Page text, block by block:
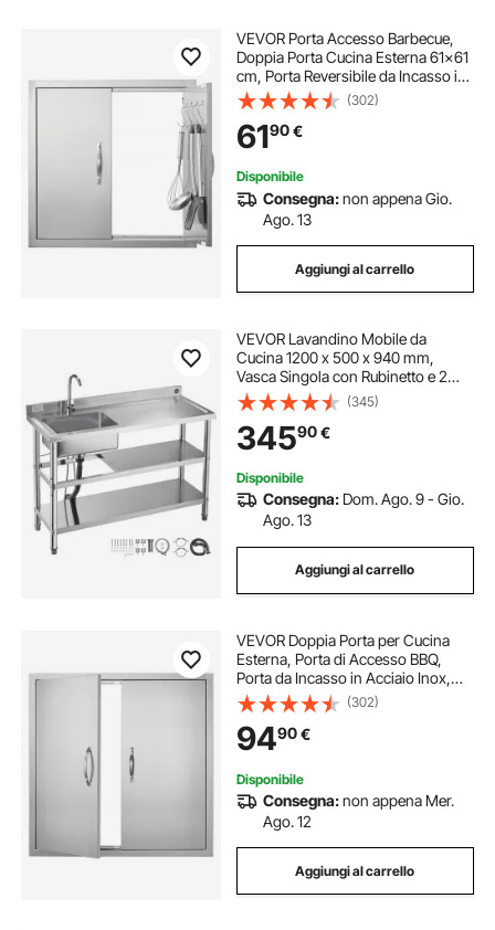
VEVOR Porta Accesso Barbecue,
Doppia Porta Cucina Esterna 61x61
cm, Porta Reversibile da Incasso in
Acciaio Inox, Doppia Parete con
Maniglie e Ganci, per Isola
Barbecue, Armadio da Esterno
(302)
6190€
Disponibile
Consegna:non appena Gio.
Ago. 13
Aggiungi al carrello
VEVOR Lavandino Mobile da
Cucina 1200 x 500 x 940 mm,
Vasca Singola con Rubinetto e 2
Vani Portaoggetti, Lavello da Cucina
per Garage, Ristorante, Lavabo da
Esterno con Piano di Lavoro Destra
(345)
34590€
Disponibile
Consegna: Dom. Ago. 9 - Gio.
Ago. 13
Aggiungi al carrello
VEVOR Doppia Porta per Cucina
Esterna, Porta di Accesso BBQ,
Porta da Incasso in Acciaio Inox,
Porta Verticale a Parete con
Maniglie, per Isola BBQ Stazione
per Grigliate, Mobile Esterno
790x790 mm
(302)
9490€
Disponibile
Consegna:non appena Mer.
Ago. 12
Aggiungi al carrello